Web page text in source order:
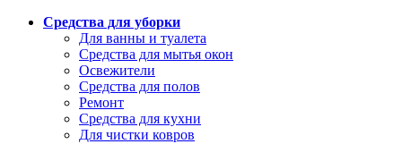
Средства для уборки
Для ванны и туалета
Средства для мытья окон
Освежители
Средства для полов
Ремонт
Средства для кухни
Для чистки ковров